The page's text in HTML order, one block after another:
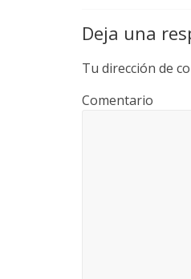
Deja una
Tu dirección de
Comentario